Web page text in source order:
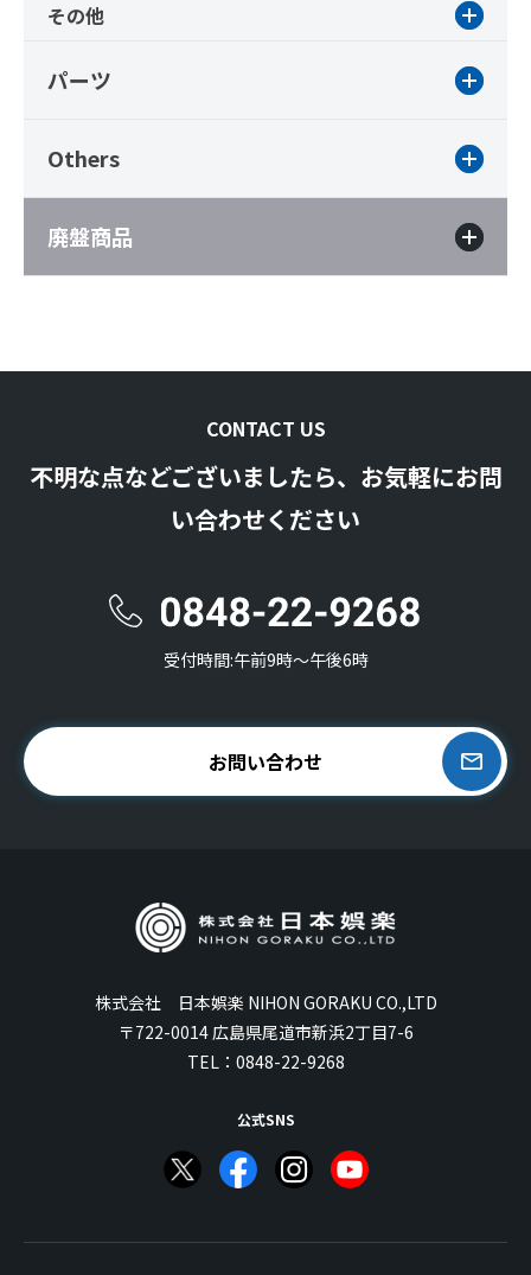
その他
パーツ
Others
廃盤商品
CONTACT US
不明な点などございましたら、お気軽にお問
い合わせください
受付時間:午前9時〜午後6時
お問い合わせ
株式会社 日本娯楽 NIHON GORAKU CO.,LTD
〒722-0014 広島県尾道市新浜2丁目7-6
TEL： 0848-22-9268
公式SNS